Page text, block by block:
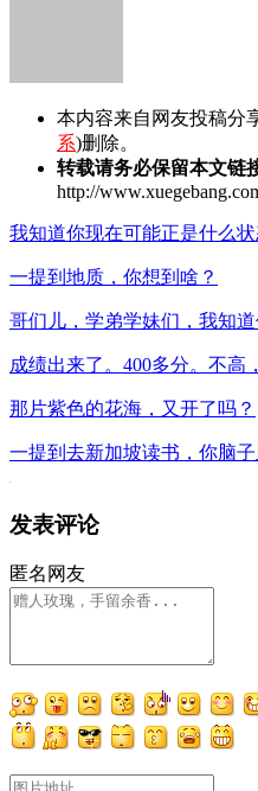
本内容来自网友投稿分
系)删除。
转载请务必保留本文链
http://
我知道你现在可能正是什么状
一提到地质，你想到啥？
哥们儿，学弟学妹们，我知道
成绩出来了。400多分。不高
那片紫色的花海，又开了吗？
一提到去新加坡读书，你脑
发表评论
匿名网友